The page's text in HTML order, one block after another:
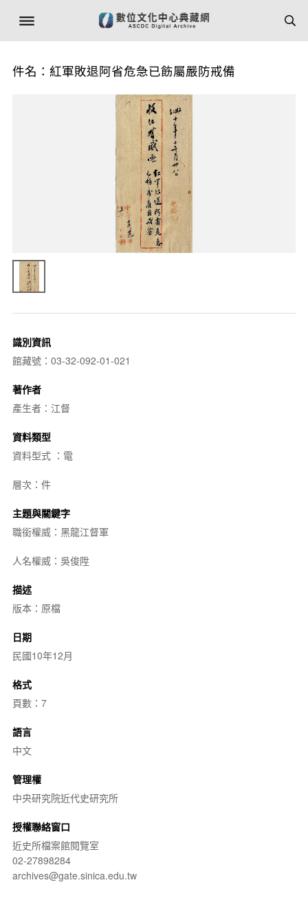
件名：紅軍敗退阿省危急已飭屬嚴防戒備
識別資訊
館藏號：03-32-092-01-021
著作者
產生者：江督
資料類型
資料型式 ：電
層次：件
主題與關鍵字
職銜權威：黑龍江督軍
人名權威：吳俊陞
描述
版本：原檔
日期
民國10年12月
格式
頁數：7
語言
中文
管理權
中央研究院近代史研究所
授權聯絡窗口
近史所檔案館閱覽室
02-27898284
archives@gate.sinica.edu.tw